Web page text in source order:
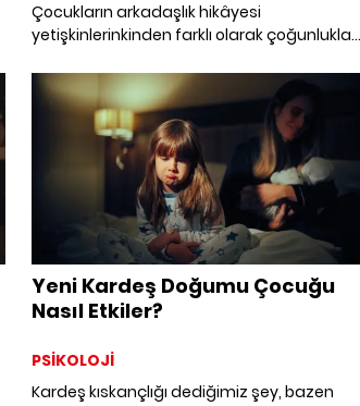
Çocukların arkadaşlık hikâyesi
yetişkinlerinkinden farklı olarak çoğunlukla
topun peşinden birlikte koşarken, yanlışlıkla
çarpışıp gülüşürken ya da hiç konuşmadan
aynı oyunun içinde kalabildiklerinde…
Aralarındaki bağ, kelimelerden önce kurulur.
Çünkü çocuklar çoğu zaman ilişkiyi
anlatmakla zaman kaybetmez; onu yaşar.
Yeni Kardeş Doğumu Çocuğu
Nasıl Etkiler?
PSİKOLOJİ
Kardeş kıskançlığı dediğimiz şey, bazen